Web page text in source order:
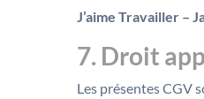
J’aime Travailler –
7. Droit
Les présentes CGV